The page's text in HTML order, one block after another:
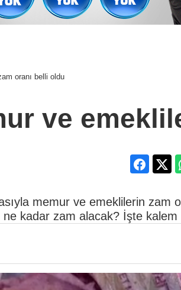
oranı belli oldu
ve
memur ve emeklilerin zam
kadar zam alacak? İşte kalem